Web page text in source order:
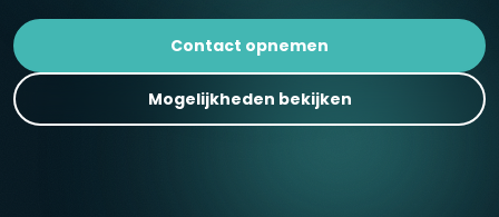
Contact opnemen
Mogelijkheden bekijken